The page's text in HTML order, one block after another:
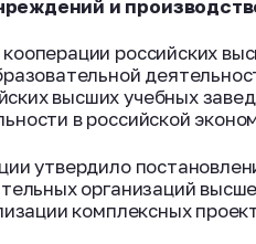
и
российских
высших учебных
в российской
утвердило
организаций
комплексных